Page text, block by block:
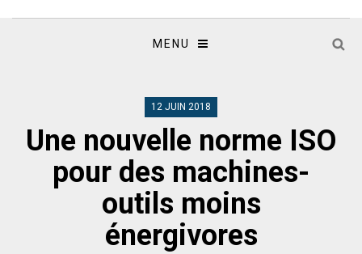
MENU
12 JUIN 2018
Une nouvelle norme ISO
pour des machines-
outils moins
énergivores